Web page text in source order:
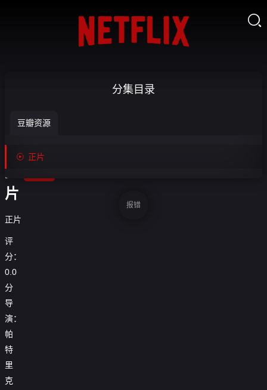

机
器-
正
片
正片
收
评
分：
0.0
分
导
演：
帕
特
里
克
分集目录
豆瓣资源
 正片
报错